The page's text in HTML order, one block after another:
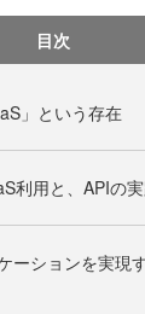
目次
」という存在
利用と、APIの
ーションを実現